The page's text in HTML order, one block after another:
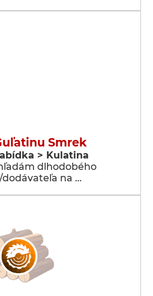
Smrek
> Kulatina
dlhodobého
na …